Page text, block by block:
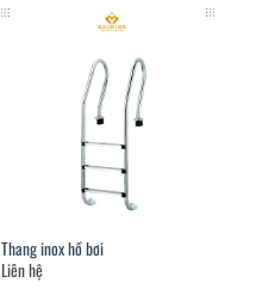
Thang inox hồ bơi
Liên hệ